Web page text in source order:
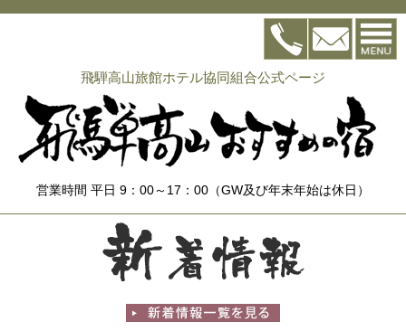
飛騨高山旅館ホテル協同組合公式ページ
営業時間 平日 9：00～17：00（GW及び年末年始は休日）